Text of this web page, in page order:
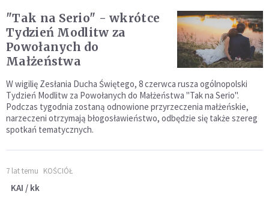
"Tak na Serio" - wkrótce
Tydzień Modlitw za
Powołanych do
Małżeństwa
W wigilię Zesłania Ducha Świętego, 8 czerwca rusza ogólnopolski
Tydzień Modlitw za Powołanych do Małżeństwa "Tak na Serio".
Podczas tygodnia zostaną odnowione przyrzeczenia małżeńskie,
narzeczeni otrzymają błogosławieństwo, odbędzie się także szereg
spotkań tematycznych.
7 lat temu KOŚCIÓŁ
KAI / kk